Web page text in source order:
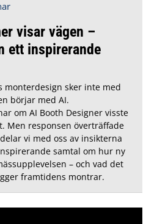
visar vägen –
ett inspirerande
monterdesign sker inte med
börjar med AI.
om AI Booth Designer visste
Men responsen överträffade
vi med oss av insikterna
samtal om hur ny
– och vad det
framtidens montrar.